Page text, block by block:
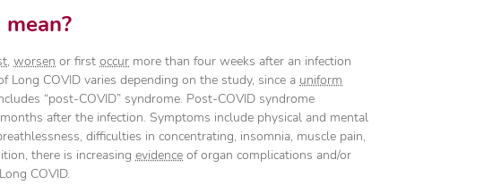
,worsen or firstoccur more than four weeks after an infection
COVID varies depending on the study, since a uniform
“post-COVID” syndrome. Post-COVID syndrome
after the infection. Symptoms include physical and mental
difficulties in concentrating, insomnia, muscle pain,
there is increasingevidence of organ complications and/or
COVID.